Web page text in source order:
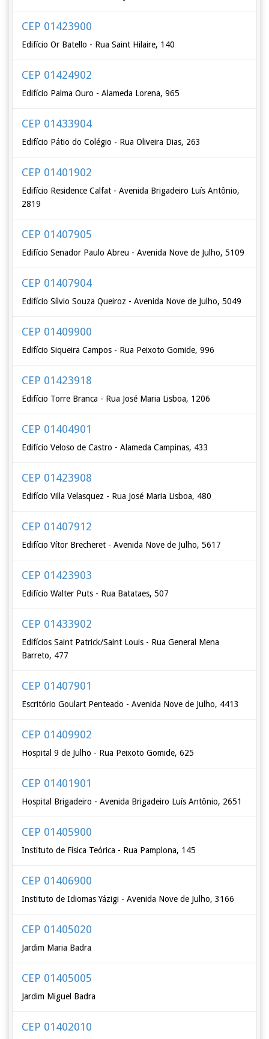
CEP 01423900
Edifício Or Batello - Rua Saint Hilaire, 140
CEP 01424902
Edifício Palma Ouro - Alameda Lorena, 965
CEP 01433904
Edifício Pátio do Colégio - Rua Oliveira Dias, 263
CEP 01401902
Edifício Residence Calfat - Avenida Brigadeiro Luís Antônio,
2819
CEP 01407905
Edifício Senador Paulo Abreu - Avenida Nove de Julho, 5109
CEP 01407904
Edifício Sílvio Souza Queiroz - Avenida Nove de Julho, 5049
CEP 01409900
Edifício Siqueira Campos - Rua Peixoto Gomide, 996
CEP 01423918
Edifício Torre Branca - Rua José Maria Lisboa, 1206
CEP 01404901
Edifício Veloso de Castro - Alameda Campinas, 433
CEP 01423908
Edifício Villa Velasquez - Rua José Maria Lisboa, 480
CEP 01407912
Edifício Vítor Brecheret - Avenida Nove de Julho, 5617
CEP 01423903
Edifício Walter Puts - Rua Batataes, 507
CEP 01433902
Edifícios Saint Patrick/Saint Louis - Rua General Mena
Barreto, 477
CEP 01407901
Escritório Goulart Penteado - Avenida Nove de Julho, 4413
CEP 01409902
Hospital 9 de Julho - Rua Peixoto Gomide, 625
CEP 01401901
Hospital Brigadeiro - Avenida Brigadeiro Luís Antônio, 2651
CEP 01405900
Instituto de Física Teórica - Rua Pamplona, 145
CEP 01406900
Instituto de Idiomas Yázigi - Avenida Nove de Julho, 3166
CEP 01405020
Jardim Maria Badra
CEP 01405005
Jardim Miguel Badra
CEP 01402010